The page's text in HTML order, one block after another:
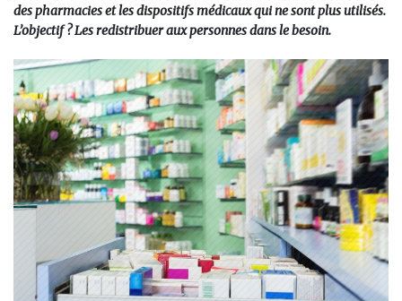
des pharmacies et les dispositifs médicaux qui ne sont plus utilisés.
L’objectif ? Les redistribuer aux personnes dans le besoin.